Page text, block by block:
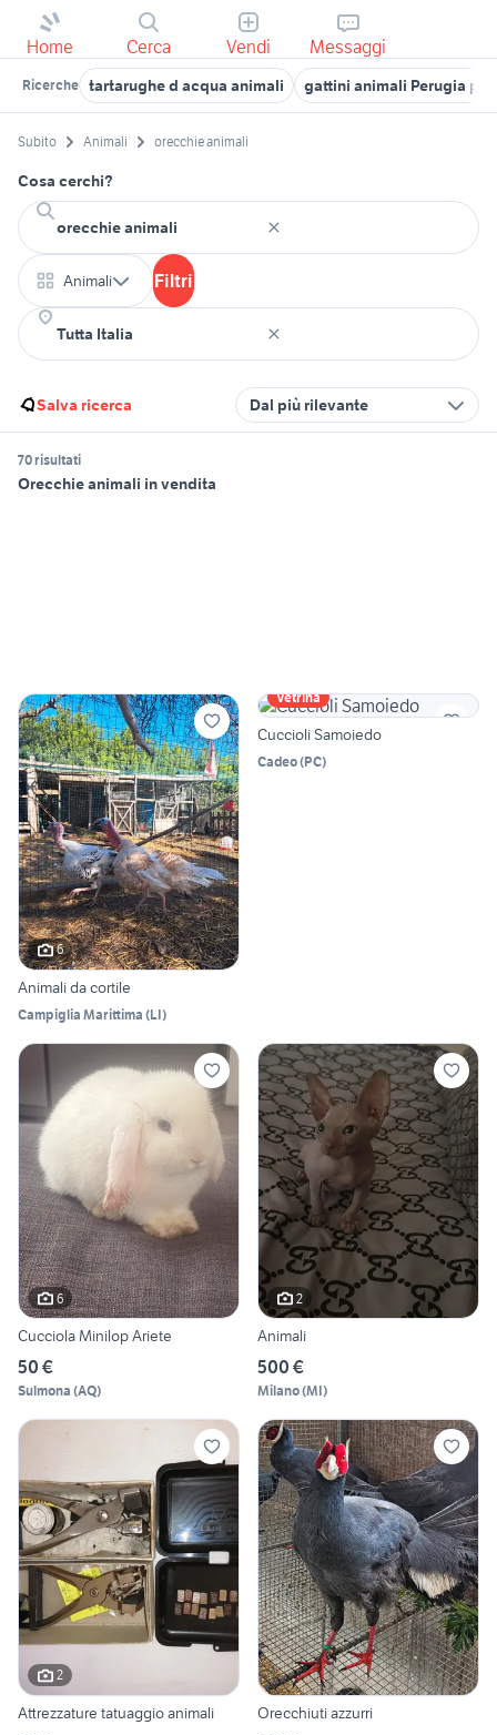
Home Cerca Vendi Messaggi
Ricerche tartarughe d acqua animali gattini animali Perugia
Subito Animali orecchie animali
Cosa cerchi?
Animali Filtri
Salva ricerca Dal più rilevante
70 risultati
Orecchie animali in vendita
6
Animali da cortile
Campiglia Marittima (LI)
Vetrina
Cuccioli Samoiedo
Cadeo(PC)
6
Cucciola Minilop Ariete
50 €
Sulmona (AQ)
2
Animali
500 €
Milano(MI)
2
Attrezzature tatuaggio animali Orecchiuti azzurri